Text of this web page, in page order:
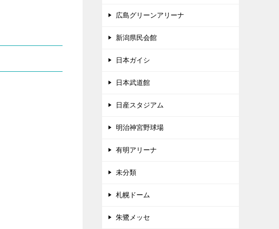
広島グリーンアリーナ
新潟県民会館
日本ガイシ
日本武道館
日産スタジアム
明治神宮野球場
有明アリーナ
未分類
札幌ドーム
朱鷺メッセ